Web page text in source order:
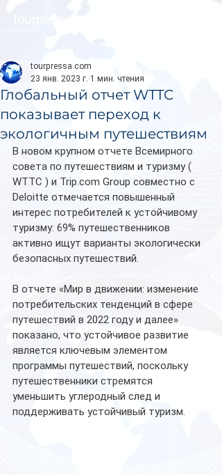
Глобальный отчет WTTC
показывает переход к
экологичным путешествиям
tourpressa.com
23 янв. 2023 г. 1 мин. чтения
В новом крупном отчете Всемирного
совета по путешествиям и туризму (
WTTC ) и Trip.com Group совместно с
Deloitte отмечается повышенный
интерес потребителей к устойчивому
туризму: 69% путешественников
активно ищут варианты экологически
безопасных путешествий.
В отчете «Мир в движении: изменение
потребительских тенденций в сфере
путешествий в 2022 году и далее»
показано, что устойчивое развитие
является ключевым элементом
программы путешествий, поскольку
путешественники стремятся
уменьшить углеродный след и
поддерживать устойчивый туризм.